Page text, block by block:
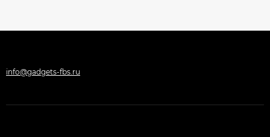
info@gadgets-fbs.ru